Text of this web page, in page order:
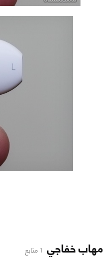
مهاب خفاجي 1 متابع